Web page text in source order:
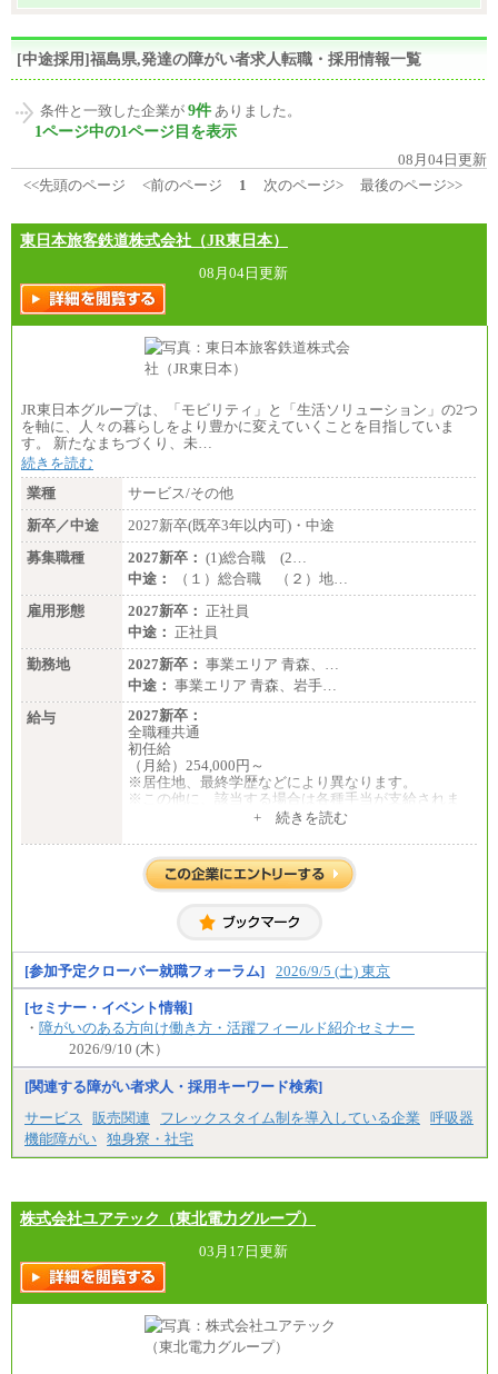
[中途採用]福島県,発達の障がい者求人転職・採用情報一覧
条件と一致した企業が 9件 ありました。
1ページ中の1ページ目を表示
08月04日更新
<<先頭のページ
<前のページ 1 次のページ> 最後のページ>>
東日本旅客鉄道株式会社（JR東日本）
08月04日更新
JR東日本グループは、「モビリティ」と「生活ソリューション」の2つ
を軸に、人々の暮らしをより豊かに変えていくことを目指していま
す。 新たなまちづくり、未…
続きを読む
業種
サービス/その他
新卒／中途
2027新卒(既卒3年以内可)・中途
募集職種
2027新卒： (1)総合職 (2…
中途：
（１）総合職 （２）地…
雇用形態
2027新卒： 正社員
中途： 正社員
勤務地
2027新卒： 事業エリア 青森、…
中途： 事業エリア 青森、岩手…
給与
2027新卒：
全職種共通
初任給
（月給）254,000円～
※居住地、最終学歴などにより異なります。
※この他に、該当する場合は各種手当が支給されま
中途：
全職種共通
※居住地、年齢により異なります。
※この他に、該当する場合は各種手当が支給されま
す。
※試用期間中も給与に変更はございません
+ 続きを読む
[参加予定クローバー就職フォーラム] 2026/9/5 (土) 東京
[セミナー・イベント情報]
・ 障がいのある方向け働き方・活躍フィールド紹介セミナー
2026/9/10 (木）
[関連する障がい者求人・採用キーワード検索]
サービス
販売関連 フレックスタイム制を導入している企業
呼吸器
機能障がい 独身寮・社宅
株式会社ユアテック（東北電力グループ）
03月17日更新